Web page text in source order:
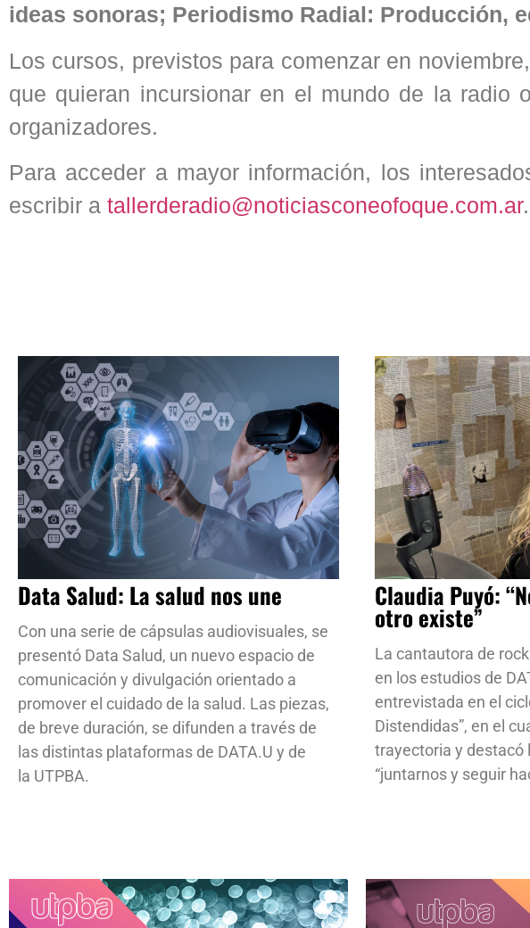
ideas sonoras; Periodismo Radial: Producción,
Los cursos, previstos para comenzar en
que quieran incursionar en el mundo de la radio
organizadores.
Para acceder a mayor información, los
escribir a tallerderadio@noticiasconeofoque.com.ar.
Data Salud: La salud nos une
Con una serie de cápsulas audiovisuales, se
presentó Data Salud, un nuevo espacio de
comunicación y divulgación orientado a
promover el cuidado de la salud. Las piezas,
de breve duración, se difunden a través de
las distintas plataformas de DATA.U y de
la UTPBA.
Claudia Puyó:
otro existe”
La cantautora de
en los estudios de
entrevistada en el
Distendidas”, en el
trayectoria y destacó
“juntarnos y seguir